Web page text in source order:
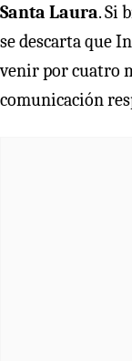
Santa Laura. Si
se descarta que
venir por cuatro
comunicación